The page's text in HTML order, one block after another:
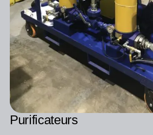
Purificateurs